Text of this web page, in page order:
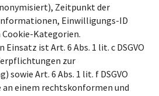
Zeitpunkt der
Einwilligungs-ID
Kategorien.
ist Art. 6 Abs. 1 lit. c DSGVO
zur
sowie Art. 6 Abs. 1 lit. f DSGVO
einem rechtskonformen und